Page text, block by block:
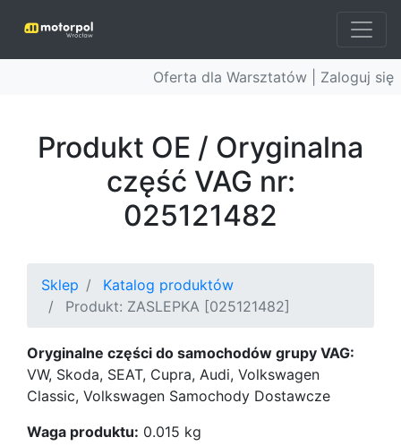
Oferta dla Warsztatów | Zaloguj się
Produkt OE / Oryginalna
część VAG nr:
025121482
Sklep
Katalog produktów
Produkt: ZASLEPKA [025121482]
Oryginalne części do samochodów grupy VAG:
VW, Skoda, SEAT, Cupra, Audi, Volkswagen
Classic, Volkswagen Samochody Dostawcze
Waga produktu: 0.015 kg